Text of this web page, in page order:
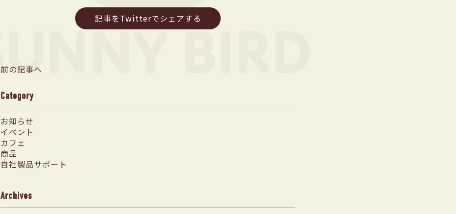
記事をTwitterでシェアする
前の記事へ
Category
お知らせ
イベント
カフェ
商品
自社製品サポート
Archives